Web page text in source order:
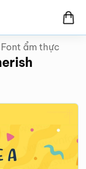
Font ẩm thực